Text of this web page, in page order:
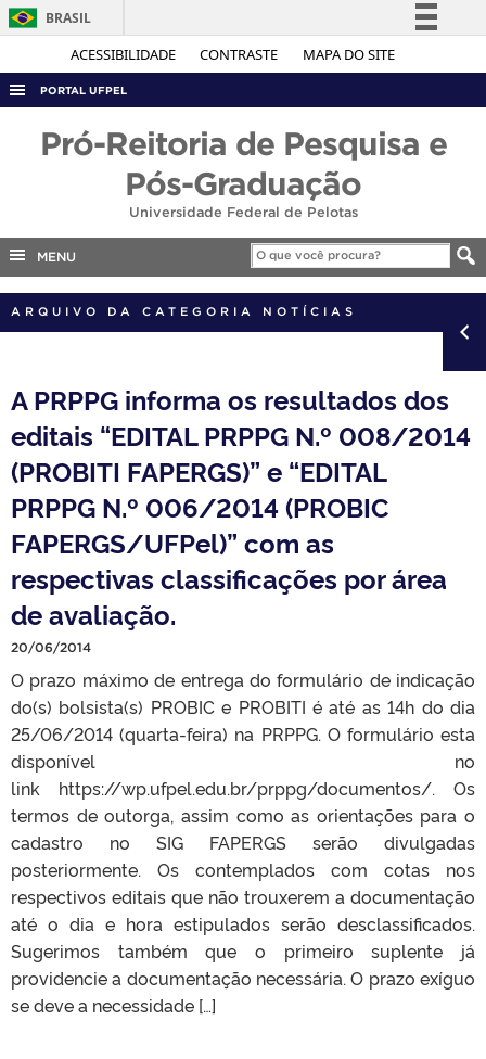
ACESSIBILIDADE CONTRASTE MAPA DO SITE
BRASIL
Simplifique!
Acesso à informação
Legislação
Canais
PORTAL UFPEL
CONCURSOS
EDITAIS
INTERNACIONAL
Pró-Reitoria de Pesquisa e
Pós-Graduação
Universidade Federal de Pelotas
MENU
ARQUIVO DA CATEGORIA NOTÍCIAS
A PRPPG informa os resultados dos
editais “EDITAL PRPPG N.º 008/2014
(PROBITI FAPERGS)” e “EDITAL
PRPPG N.º 006/2014 (PROBIC
FAPERGS/UFPel)” com as
respectivas classificações por área
de avaliação.
20/06/2014
O prazo máximo de entrega do formulário de indicação
do(s) bolsista(s) PROBIC e PROBITI é até as 14h do dia
25/06/2014 (quarta-feira) na PRPPG. O formulário esta
disponível no
link https://wp.ufpel.edu.br/prppg/documentos/. Os
termos de outorga, assim como as orientações para o
cadastro no SIG FAPERGS serão divulgadas
posteriormente. Os contemplados com cotas nos
respectivos editais que não trouxerem a documentação
até o dia e hora estipulados serão desclassificados.
Sugerimos também que o primeiro suplente já
providencie a documentação necessária. O prazo exíguo
se deve a necessidade […]